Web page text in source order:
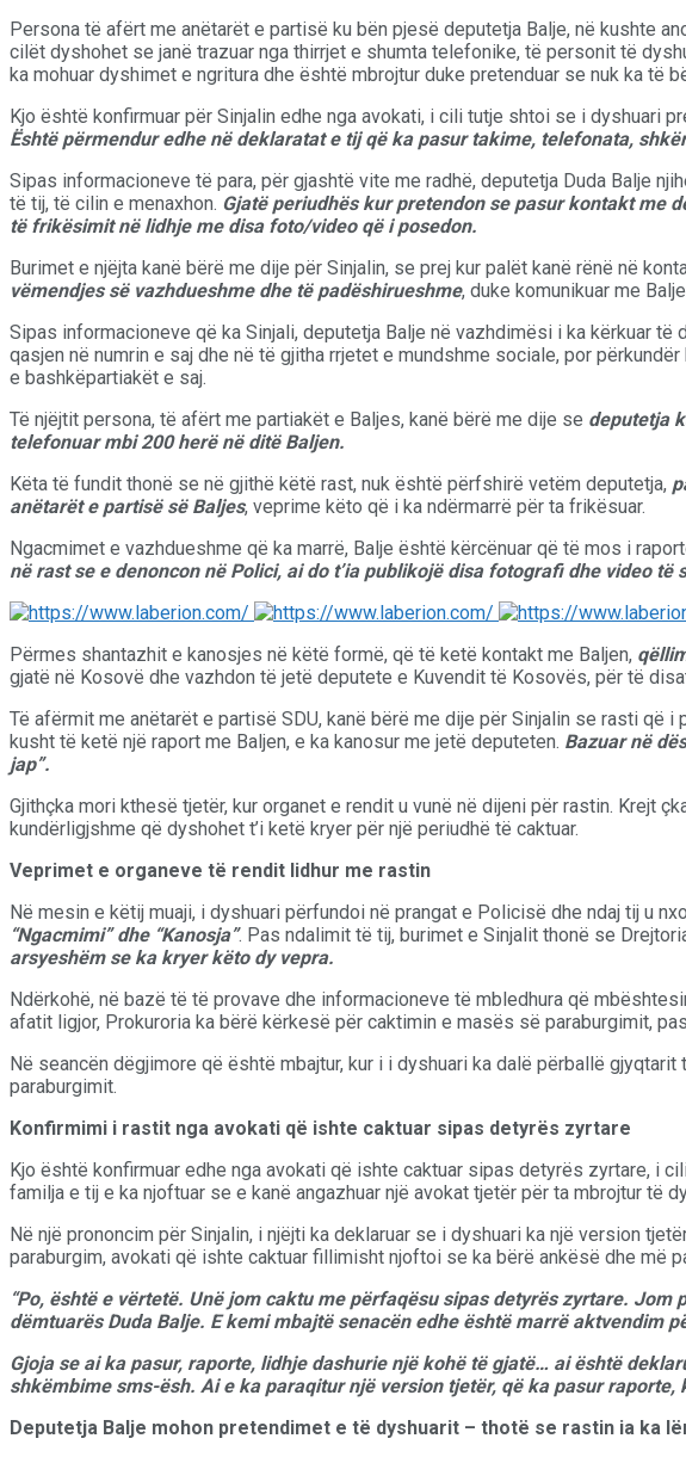
Persona të afërt me anëtarët e partisë ku bën pjesë deputetja Balje, në kushte
cilët dyshohet se janë trazuar nga thirrjet e shumta telefonike, të personit të
ka mohuar dyshimet e ngritura dhe është mbrojtur duke pretenduar se nuk ka
Kjo është konfirmuar për Sinjalin edhe nga avokati, i cili tutje shtoi se i dyshuari
Është përmendur edhe në deklaratat e tij që ka pasur takime, telefonata,
Sipas informacioneve të para, për gjashtë vite me radhë, deputetja Duda Balje
të tij, të cilin e menaxhon. Gjatë periudhës kur pretendon se pasur kontakt me
të frikësimit në lidhje me disa foto/video që i posedon.
Burimet e njëjta kanë bërë me dije për Sinjalin, se prej kur palët kanë rënë në
vëmendjes së vazhdueshme dhe të padëshirueshme, duke komunikuar me
Sipas informacioneve që ka Sinjali, deputetja Balje në vazhdimësi i ka kërkuar
qasjen në numrin e saj dhe në të gjitha rrjetet e mundshme sociale, por
e bashkëpartiakët e saj.
Të njëjtit persona, të afërt me partiakët e Baljes, kanë bërë me dije se deputetja
telefonuar mbi 200 herë në ditë Baljen.
Këta të fundit thonë se në gjithë këtë rast, nuk është përfshirë vetëm deputetja,
anëtarët e partisë së Baljes, veprime këto që i ka ndërmarrë për ta frikësuar.
Ngacmimet e vazhdueshme që ka marrë, Balje është kërcënuar që të mos i
në rast se e denoncon në Polici, ai do t’ia publikojë disa fotografi dhe video të
Përmes shantazhit e kanosjes në këtë formë, që të ketë kontakt me Baljen,
gjatë në Kosovë dhe vazhdon të jetë deputete e Kuvendit të Kosovës, për të
Të afërmit me anëtarët e partisë SDU, kanë bërë me dije për Sinjalin se rasti që
kusht të ketë një raport me Baljen, e ka kanosur me jetë deputeten. Bazuar në
jap”.
Gjithçka mori kthesë tjetër, kur organet e rendit u vunë në dijeni për rastin. Krejt
kundërligjshme që dyshohet t’i ketë kryer për një periudhë të caktuar.
Veprimet e organeve të rendit lidhur me rastin
Në mesin e këtij muaji, i dyshuari përfundoi në prangat e Policisë dhe ndaj tij u
“Ngacmimi” dhe “Kanosja”. Pas ndalimit të tij, burimet e Sinjalit thonë se
arsyeshëm se ka kryer këto dy vepra.
Ndërkohë, në bazë të të provave dhe informacioneve të mbledhura që
afatit ligjor, Prokuroria ka bërë kërkesë për caktimin e masës së paraburgimit,
Në seancën dëgjimore që është mbajtur, kur i i dyshuari ka dalë përballë
paraburgimit.
Konfirmimi i rastit nga avokati që ishte caktuar sipas detyrës zyrtare
Kjo është konfirmuar edhe nga avokati që ishte caktuar sipas detyrës zyrtare, i
familja e tij e ka njoftuar se e kanë angazhuar një avokat tjetër për ta mbrojtur të
Në një prononcim për Sinjalin, i njëjti ka deklaruar se i dyshuari ka një version
paraburgim, avokati që ishte caktuar fillimisht njoftoi se ka bërë ankësë dhe më
“Po, është e vërtetë. Unë jom caktu me përfaqësu sipas detyrës zyrtare.
dëmtuarës Duda Balje. E kemi mbajtë senacën edhe është marrë
Gjoja se ai ka pasur, raporte, lidhje dashurie një kohë të gjatë… ai është
shkëmbime sms-ësh. Ai e ka paraqitur një version tjetër, që ka pasur
Deputetja Balje mohon pretendimet e të dyshuarit – thotë se rastin ia ka